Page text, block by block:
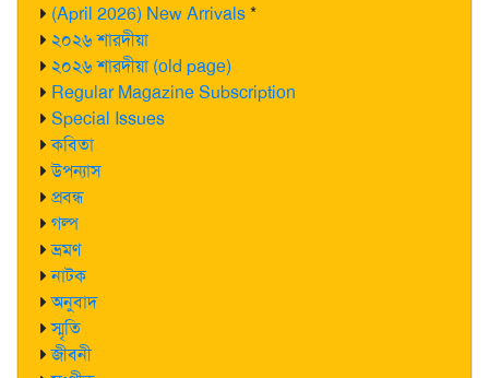
(April 2026) New Arrivals*
২০২৬ শারদীয়া
২০২৬ শারদীয়া (old page)
Regular Magazine Subscription
Special Issues
কবিতা
উপন্যাস
প্রবন্ধ
গল্প
ভ্রমণ
নাটক
অনুবাদ
স্মৃতি
জীবনী